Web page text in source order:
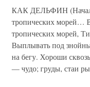
КАК ДЕЛЬФИН
тропических морей…
тропических морей,
Выплывать под
на бегу. Хороши
— чудо; груды, стаи